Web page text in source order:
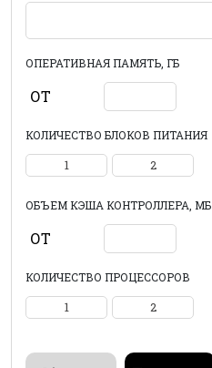
ОПЕРАТИВНАЯ ПАМЯТЬ, ГБ
ОТ
КОЛИЧЕСТВО БЛОКОВ ПИТАНИЯ
1 2
ОБЪЕМ КЭША КОНТРОЛЛЕРА, МБ
ОТ
КОЛИЧЕСТВО ПРОЦЕССОРОВ
1 2